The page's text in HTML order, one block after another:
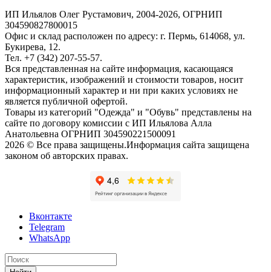
ИП Ильялов Олег Рустамович, 2004-2026, ОГРНИП
304590827800015
Офис и склад расположен по адресу: г. Пермь, 614068, ул.
Букирева, 12.
Тел. +7 (342) 207-55-57.
Вся представленная на сайте информация, касающаяся
характеристик, изображений и стоимости товаров, носит
информационный характер и ни при каких условиях не
является публичной офертой.
Товары из категорий "Одежда" и "Обувь" представлены на
сайте по договору комиссии с ИП Ильялова Алла
Анатольевна ОГРНИП 304590221500091
2026 © Все права защищены.Информация сайта защищена
законом об авторских правах.
Вконтакте
Telegram
WhatsApp